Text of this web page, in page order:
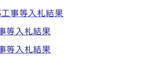
事等入札結果
等入札結果
等入札結果